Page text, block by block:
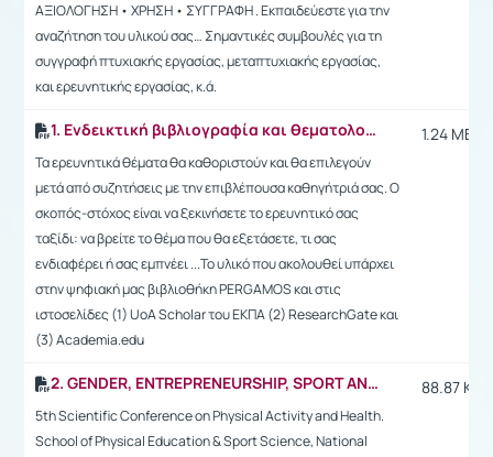
ΑΞΙΟΛΟΓΗΣΗ • ΧΡΗΣΗ • ΣΥΓΓΡΑΦΗ . Εκπαιδεύεστε για την
αναζήτηση του υλικού σας… Σημαντικές συμβουλές για τη
συγγραφή πτυχιακής εργασίας, μεταπτυχιακής εργασίας,
και ερευνητικής εργασίας, κ.ά.
1. Ενδεικτική βιβλιογραφία και θεματολογία για πτυχιακές και μεταπτυχιακές εργασίες 2019-2020
Τα ερευνητικά θέματα θα καθοριστούν και θα επιλεγούν
μετά από συζητήσεις με την επιβλέπουσα καθηγήτριά σας. Ο
σκοπός-στόχος είναι να ξεκινήσετε το ερευνητικό σας
ταξίδι: να βρείτε το θέμα που θα εξετάσετε, τι σας
ενδιαφέρει ή σας εμπνέει ...Το υλικό που ακολουθεί υπάρχει
στην ψηφιακή μας βιβλιοθήκη PERGAMOS και στις
ιστοσελίδες (1) UoA Scholar του ΕΚΠΑ (2) ResearchGate και
(3) Academia.edu
1.24 MB
2. GENDER, ENTREPRENEURSHIP, SPORT AND PHYSICAL ACTIVITY IN FRANCE
5th Scientific Conference on Physical Activity and Health.
School of Physical Education & Sport Science, National
88.87 KB